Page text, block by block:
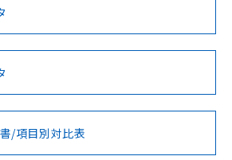
項・凡例
Cd Cr(VI)
/項目別対比表